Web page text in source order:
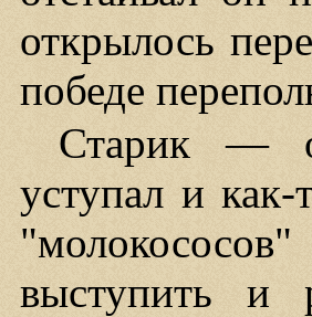
открылось
победе
Старик —
уступал и
выступить и